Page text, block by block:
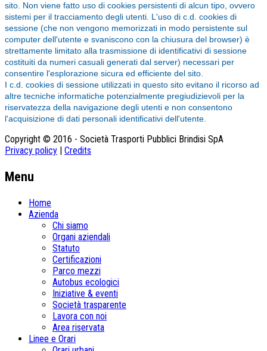
sito. Non viene fatto uso di cookies persistenti di alcun tipo, ovvero
sistemi per il tracciamento degli utenti. L'uso di c.d. cookies di
sessione (che non vengono memorizzati in modo persistente sul
computer dell'utente e svaniscono con la chiusura del browser) è
strettamente limitato alla trasmissione di identificativi di sessione
costituiti da numeri casuali generati dal server) necessari per
consentire l'esplorazione sicura ed efficiente del sito.
I c.d. cookies di sessione utilizzati in questo sito evitano il ricorso ad
altre tecniche informatiche potenzialmente pregiudizievoli per la
riservatezza della navigazione degli utenti e non consentono
l'acquisizione di dati personali identificativi dell'utente.
Copyright © 2016 - Società Trasporti Pubblici Brindisi SpA
Privacy policy
Credits
Menu
Home
Azienda
Chi siamo
Organi aziendali
Statuto
Certificazioni
Parco mezzi
Autobus ecologici
Iniziative & eventi
Società trasparente
Lavora con noi
Area riservata
Linee e Orari